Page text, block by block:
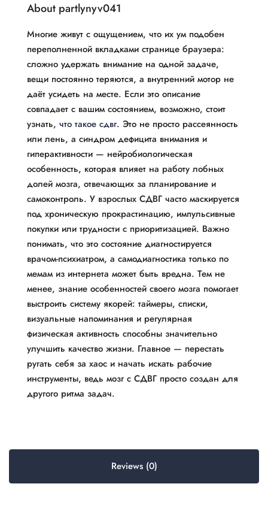
About partlynyv041
Многие живут с ощущением, что их ум подобен
переполненной вкладками странице браузера:
сложно удержать внимание на одной задаче,
вещи постоянно теряются, а внутренний мотор не
даёт усидеть на месте. Если это описание
совпадает с вашим состоянием, возможно, стоит
узнать, что такое сдвг. Это не просто рассеянность
или лень, а синдром дефицита внимания и
гиперактивности — нейробиологическая
особенность, которая влияет на работу лобных
долей мозга, отвечающих за планирование и
самоконтроль. У взрослых СДВГ часто маскируется
под хроническую прокрастинацию, импульсивные
покупки или трудности с приоритизацией. Важно
понимать, что это состояние диагностируется
врачом-психиатром, а самодиагностика только по
мемам из интернета может быть вредна. Тем не
менее, знание особенностей своего мозга помогает
выстроить систему якорей: таймеры, списки,
визуальные напоминания и регулярная
физическая активность способны значительно
улучшить качество жизни. Главное — перестать
ругать себя за хаос и начать искать рабочие
инструменты, ведь мозг с СДВГ просто создан для
другого ритма задач.
Reviews (0)